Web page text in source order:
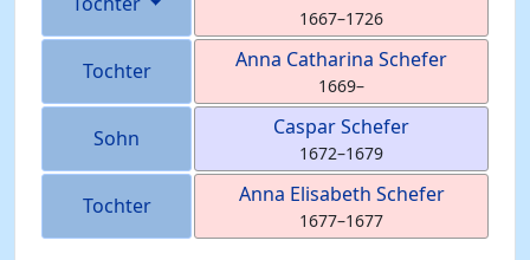
1667–1726
Tochter Anna Catharina Schefer
1669–
Sohn CasparSchefer
1672–1679
Tochter Anna Elisabeth Schefer
1677–1677